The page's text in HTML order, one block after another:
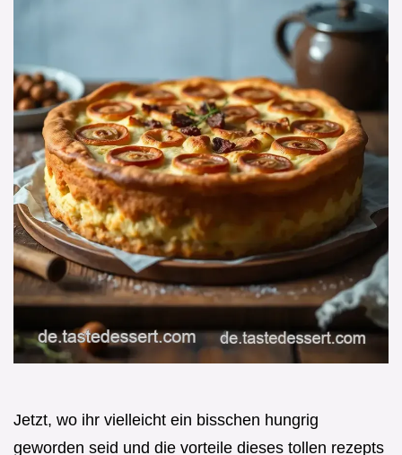
Jetzt, wo ihr vielleicht ein bisschen hungrig
geworden seid und die vorteile dieses tollen rezepts